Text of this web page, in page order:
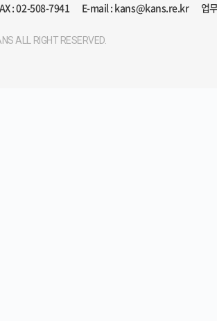
: 02-508-7941 E-mail : kans@kans.re.kr 업
ALL RIGHT RESERVED.